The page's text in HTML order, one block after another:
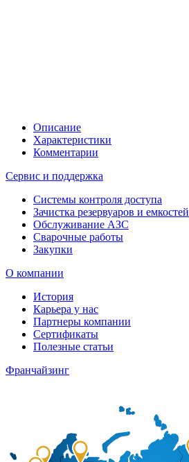
Описание
Характеристики
Комментарии
Сервис и поддержка
Системы контроля доступа
Зачистка резервуаров и емкостей
Обслуживание АЗС
Сварочные работы
Закупки
О компании
История
Карьера у нас
Партнеры компании
Сертификаты
Полезные статьи
Франчайзинг